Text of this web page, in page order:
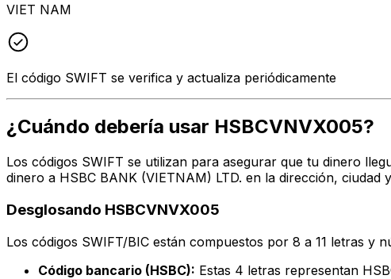
VIET NAM
El código SWIFT se verifica y actualiza periódicamente
¿Cuándo debería usar HSBCVNVX005?
Los códigos SWIFT se utilizan para asegurar que tu dinero
dinero a HSBC BANK (VIETNAM) LTD. en la dirección,
Desglosando HSBCVNVX005
Los códigos SWIFT/BIC están compuestos por 8 a 11 letras
Código bancario (HSBC): Estas 4 letras representan